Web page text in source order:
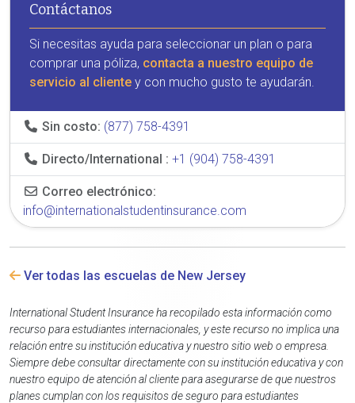
Contáctanos
Si necesitas ayuda para seleccionar un plan o para
comprar una póliza, contacta a nuestro equipo de
servicio al cliente y con mucho gusto te ayudarán.
Sin costo: (877) 758-4391
Directo/International : +1 (904) 758-4391
Correo electrónico:
info@internationalstudentinsurance.com
Ver todas las escuelas de New Jersey
International Student Insurance ha recopilado esta información como
recurso para estudiantes internacionales, y este recurso no implica una
relación entre su institución educativa y nuestro sitio web o empresa.
Siempre debe consultar directamente con su institución educativa y con
nuestro equipo de atención al cliente para asegurarse de que nuestros
planes cumplan con los requisitos de seguro para estudiantes